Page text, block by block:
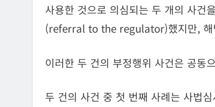
사용한 것으로 의심되는 두 개의 사건을
(referral to the regulator)했지만, 해
이러한 두 건의 부정행위 사건은 공동
두 건의 사건 중 첫 번째 사례는 사법